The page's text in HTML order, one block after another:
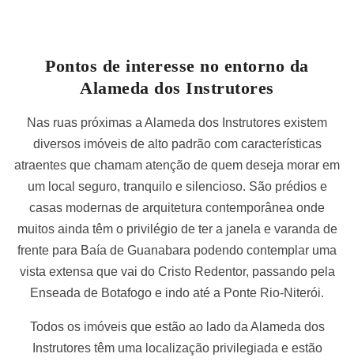
Pontos de interesse no entorno da
Alameda dos Instrutores
Nas ruas próximas a Alameda dos Instrutores existem
diversos imóveis de alto padrão com características
atraentes que chamam atenção de quem deseja morar em
um local seguro, tranquilo e silencioso. São prédios e
casas modernas de arquitetura contemporânea onde
muitos ainda têm o privilégio de ter a janela e varanda de
frente para Baía de Guanabara podendo contemplar uma
vista extensa que vai do Cristo Redentor, passando pela
Enseada de Botafogo e indo até a Ponte Rio-Niterói.
Todos os imóveis que estão ao lado da Alameda dos
Instrutores têm uma localização privilegiada e estão